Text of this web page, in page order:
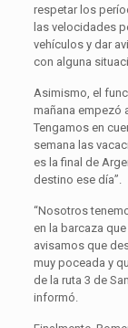
respetar los
las velocidades
vehículos y dar
con alguna
Asimismo, el
mañana empezó
Tengamos en
semana las
es la final de
destino ese día”.
“Nosotros
en la barcaza
avisamos que
muy poceada y
de la ruta 3 de
informó.